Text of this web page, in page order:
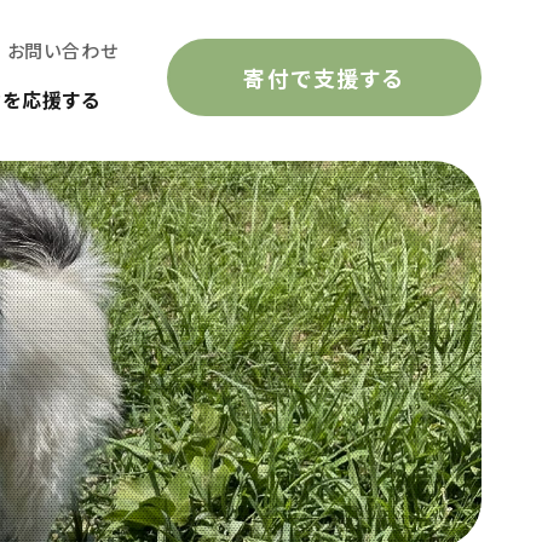
お問い合わせ
応援する
寄付で支援する